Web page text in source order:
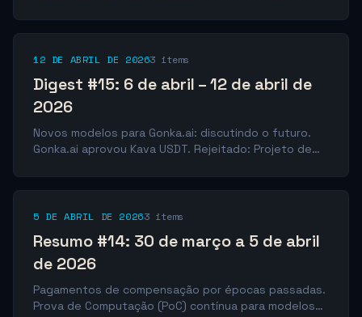
12 DE ABRIL DE 20263 items
Digest #15: 6 de abril – 12 de abril de
2026
Novos modelos para Gonka.ai: discutindo o futuro.
Gonka.ai aprovou Kava USDT. Rejeitado: Projeto de
5 DE ABRIL DE 20263 items
Resumo #14: 30 de março a 5 de abril
de 2026
Pagamentos de compensação por épocas passadas.
Prova de Computação (PoC) contínua para modelos